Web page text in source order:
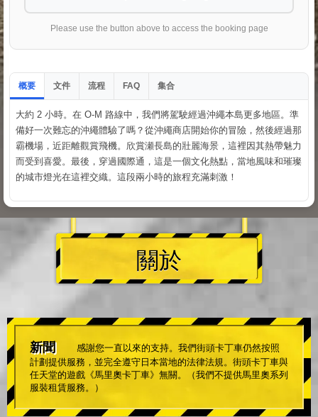
Please use the button above to access the booking page
概要 文件 流程 FAQ 集合
大約 2 小時。在 O-M 路線中，我們將駕駛經過沖繩本島更多地區。準
備好一次難忘的沖繩體驗了嗎？從沖繩商店開始你的冒險，然後經過那
霸機場，近距離觀賞飛機。欣賞瀬長島的壯麗海景，這裡因其熱帶魅力
而受到喜愛。最後，穿過國際通，這是一個文化熱點，當地風味和璀璨
的城市燈光在這裡交織。這段兩小時的旅程充滿刺激！
關於
新聞
感謝您一直以來的支持。我們街頭卡丁車仍然按照
計劃提供服務，並完全遵守日本當地的法律法規。街頭卡丁車與
任天堂的遊戲《馬里奧卡丁車》無關。（我們不提供馬里奧系列
服裝租賃服務。）